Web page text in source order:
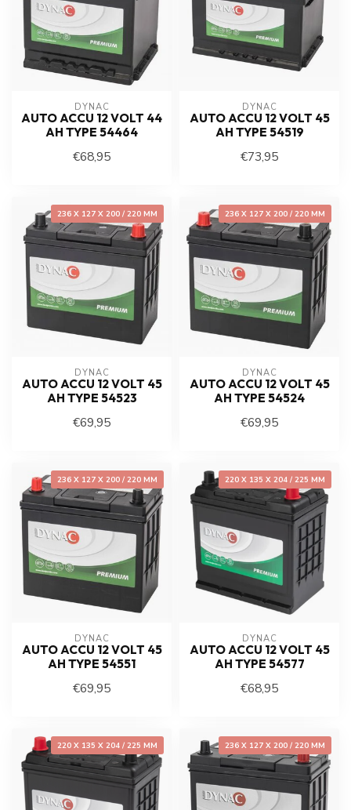
DYNAC
AUTO ACCU 12 VOLT 44
AH TYPE 54464
€68,95
DYNAC
AUTO ACCU 12 VOLT 45
AH TYPE 54519
€73,95
236 X 127 X 200 / 220 MM
DYNAC
AUTO ACCU 12 VOLT 45
AH TYPE 54523
€69,95
236 X 127 X 200 / 220 MM
DYNAC
AUTO ACCU 12 VOLT 45
AH TYPE 54524
€69,95
236 X 127 X 200 / 220 MM
DYNAC
AUTO ACCU 12 VOLT 45
AH TYPE 54551
€69,95
220 X 135 X 204 / 225 MM
DYNAC
AUTO ACCU 12 VOLT 45
AH TYPE 54577
€68,95
220 X 135 X 204 / 225 MM 236 X 127 X 200 / 220 MM